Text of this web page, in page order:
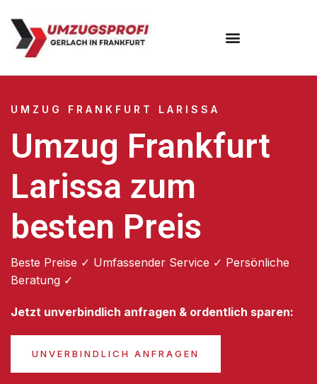
UMZUG FRANKFURT LARISSA
Umzug Frankfurt
Larissa zum
besten Preis
Beste Preise ✓ Umfassender Service ✓ Persönliche
Beratung ✓
Jetzt unverbindlich anfragen & ordentlich sparen:
UNVERBINDLICH ANFRAGEN